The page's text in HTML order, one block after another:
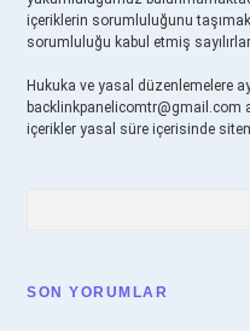
içeriklerin sorumluluğunu
sorumluluğu kabul etmiş
Hukuka ve yasal düzenlemelere
backlinkpanelicomtr@gmail.com
içerikler yasal süre içerisinde
SON YORUMLAR